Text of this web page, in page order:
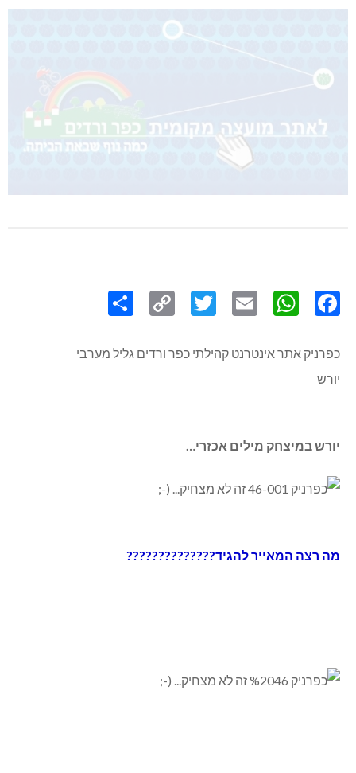
Link
כפרניק אתר אינטרנט קהילתי כפר ורדים גליל מערבי
יורש
יורש במיצחק מילים אכזרי…
מה רצה המאייר להגיד??????????????